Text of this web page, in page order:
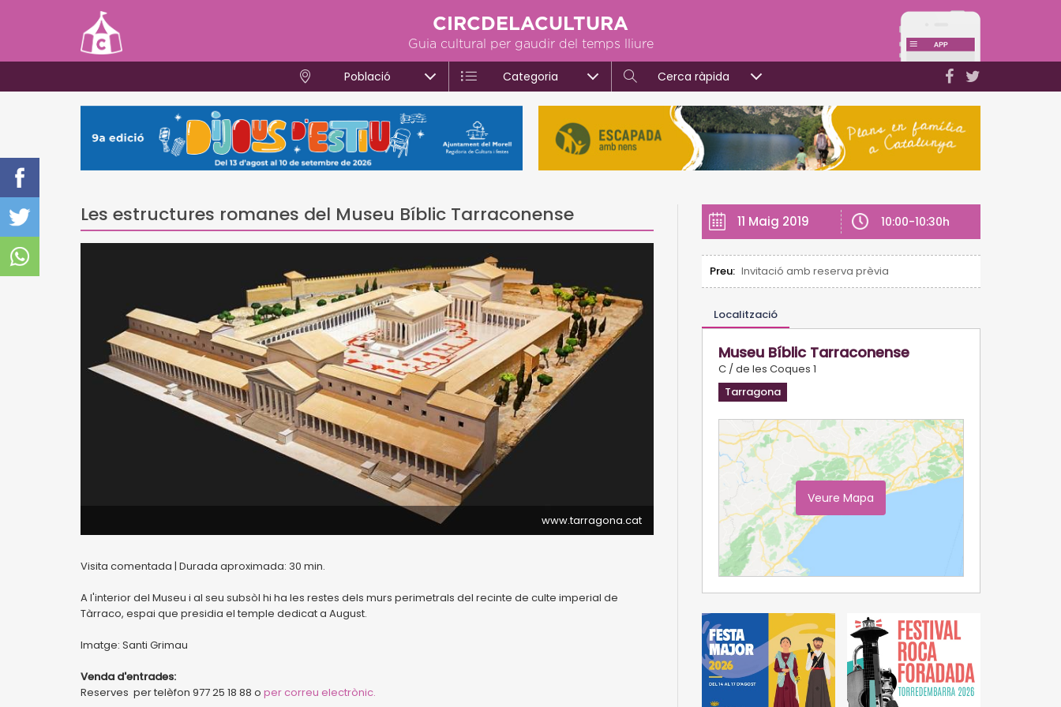
CIRCDELACULTURA
Guia cultural per gaudir del temps lliure
Població Categoria Cerca ràpida
Les estructures romanes del Museu Bíblic Tarraconense
www.tarragona.cat
Visita comentada | Durada aproximada: 30 min.
A l'interior del Museu i al seu subsòl hi ha les restes dels murs perimetrals del recinte de culte imperial de
Tàrraco, espai que presidia el temple dedicat a August.
Imatge: Santi Grimau
Venda d'entrades:
Reserves per telèfon 977 25 18 88 o per correu electrònic.
11 Maig 2019 10:00-10:30h
Preu: Invitació amb reserva prèvia
Localització
Museu Bíblic Tarraconense
C / de les Coques 1
Tarragona
Veure Mapa